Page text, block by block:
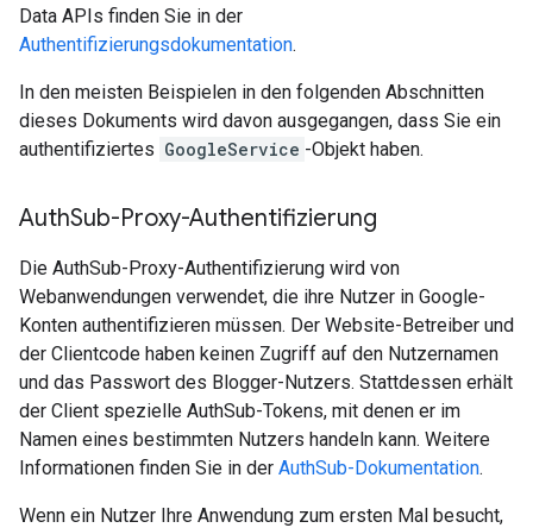
Data APIs finden Sie in der
Authentifizierungsdokumentation.
In den meisten Beispielen in den folgenden Abschnitten
dieses Dokuments wird davon ausgegangen, dass Sie ein
authentifiziertes GoogleService -Objekt haben.
AuthSub-Proxy-Authentifizierung
Die AuthSub-Proxy-Authentifizierung wird von
Webanwendungen verwendet, die ihre Nutzer in Google-
Konten authentifizieren müssen. Der Website-Betreiber und
der Clientcode haben keinen Zugriff auf den Nutzernamen
und das Passwort des Blogger-Nutzers. Stattdessen erhält
der Client spezielle AuthSub-Tokens, mit denen er im
Namen eines bestimmten Nutzers handeln kann. Weitere
Informationen finden Sie in der AuthSub-Dokumentation.
Wenn ein Nutzer Ihre Anwendung zum ersten Mal besucht,